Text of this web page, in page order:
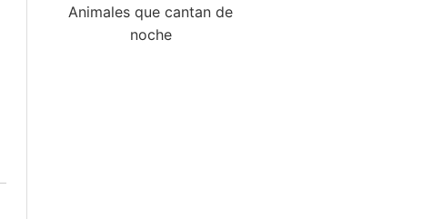
Animales que cantan de
noche